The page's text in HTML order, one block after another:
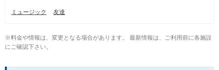
ミュージック 友達
※料金や情報は、変更となる場合があります。 最新情報は、ご利用前に各施設
にご確認下さい。